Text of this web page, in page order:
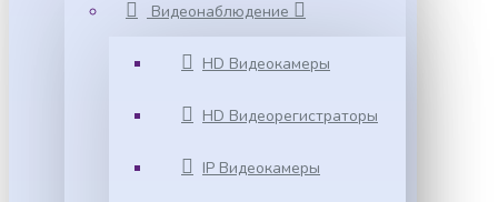
Видеонаблюдение
HD Видеокамеры
HD Видеорегистраторы
IP Видеокамеры